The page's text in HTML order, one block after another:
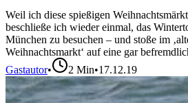
Weil ich diese spießigen
beschließe ich wieder einmal, das
München zu besuchen – und stoße im
Weihnachtsmarkt‘ auf eine gar
Gastautor• 2 Min•17.12.19